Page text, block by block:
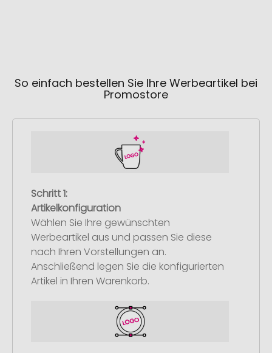
So einfach bestellen Sie Ihre Werbeartikel bei
Promostore
Schritt 1:
Artikelkonfiguration
Wählen Sie Ihre gewünschten
Werbeartikel aus und passen Sie diese
nach Ihren Vorstellungen an.
Anschließend legen Sie die konfigurierten
Artikel in Ihren Warenkorb.